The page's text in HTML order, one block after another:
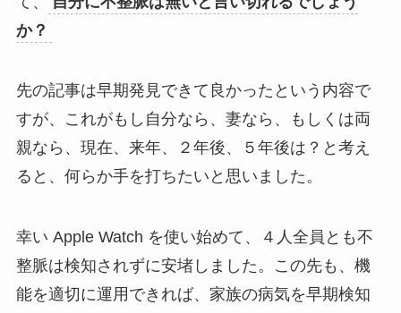
か？
先の記事は早期発見できて良かったという内容で
すが、これがもし自分なら、妻なら、もしくは両
親なら、現在、来年、２年後、５年後は？と考え
ると、何らか手を打ちたいと思いました。
幸い Apple Watch を使い始めて、４人全員とも不
整脈は検知されずに安堵しました。この先も、機
能を適切に運用できれば、家族の病気を早期検知